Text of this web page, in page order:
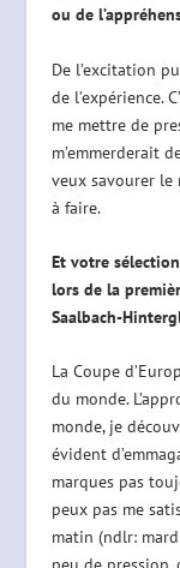
ou de
De l’excitation
de l’expérience.
me mettre de
m’emmerderait
veux savourer le
à faire.
Et votre
lors de la
Saalbach-
La Coupe
du monde.
monde, je
évident
marques pas
peux pas me
matin (ndlr: